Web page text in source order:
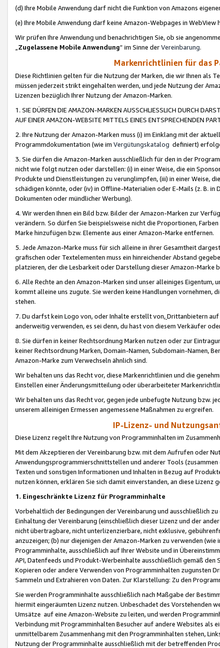
(d) Ihre Mobile Anwendung darf nicht die Funktion von Amazons
(e) Ihre Mobile Anwendung darf keine Amazon-Webpages in WebView
Wir prüfen Ihre Anwendung und benachrichtigen Sie, ob sie
„Zugelassene Mobile Anwendung“ im Sinne derVereinbarung.
Markenrichtlinien für das
Diese Richtlinien gelten für die Nutzung der Marken, die wir Ihnen als
müssen jederzeit strikt eingehalten werden, und jede Nutzung der
Lizenzen bezüglich Ihrer Nutzung der Amazon-Marken.
1. SIE DÜRFEN DIE AMAZON-MARKEN AUSSCHLIESSLICH DURCH
AUF EINER AMAZON-WEBSITE MITTELS EINES ENTSPRECHENDEN
2. Ihre Nutzung der Amazon-Marken muss (i) im Einklang mit der
Programmdokumentation (wie im Vergütungskatalog definiert)
3. Sie dürfen die Amazon-Marken ausschließlich für den in der
nicht wie folgt nutzen oder darstellen: (i) in einer Weise, die ein
Produkte und Dienstleistungen zu verunglimpfen, (iii) in einer Weise,
schädigen könnte, oder (iv) in Offline-Materialien oder E-Mails (z. B. in
Dokumenten oder mündlicher Werbung).
4. Wir werden Ihnen ein Bild bzw. Bilder der Amazon-Marken zur
verändern. So dürfen Sie beispielsweise nicht die Proportionen,
Marke hinzufügen bzw. Elemente aus einer Amazon-Marke entfernen.
5. Jede Amazon-Marke muss für sich alleine in ihrer Gesamtheit
grafischen oder Textelementen muss ein hinreichender Abstand
platzieren, der die Lesbarkeit oder Darstellung dieser Amazon-Marke
6. Alle Rechte an den Amazon-Marken sind unser alleiniges
kommt alleine uns zugute. Sie werden keine Handlungen vornehmen,
stehen.
7. Du darfst kein Logo von, oder Inhalte erstellt von,Drittanbietern auf
anderweitig verwenden, es sei denn, du hast von diesem Verkäufer
8. Sie dürfen in keiner Rechtsordnung Marken nutzen oder zur
keiner Rechtsordnung Marken, Domain-Namen, Subdomain-Namen,
Amazon-Marke zum Verwechseln ähnlich sind.
Wir behalten uns das Recht vor, diese Markenrichtlinien und die
Einstellen einer Änderungsmitteilung oder überarbeiteter
Wir behalten uns das Recht vor, gegen jede unbefugte Nutzung bzw.
unserem alleinigen Ermessen angemessene Maßnahmen zu ergreifen.
IP-Lizenz- und
Diese Lizenz regelt Ihre Nutzung von Programminhalten im
Mit dem Akzeptieren der Vereinbarung bzw. mit dem Aufrufen oder
Anwendungsprogrammierschnittstellen und anderer Tools (zusammen
Texten und sonstigen Informationen und Inhalten in Bezug auf
nutzen können, erklären Sie sich damit einverstanden, an diese Lizenz
1. Eingeschränkte Lizenz für Programminhalte
Vorbehaltlich der Bedingungen der Vereinbarung und ausschließlich
Einhaltung der Vereinbarung (einschließlich dieser Lizenz und der
nicht übertragbare, nicht unterlizenzierbare, nicht exklusive,
anzuzeigen; (b) nur diejenigen der Amazon-Marken zu verwenden
Programminhalte, ausschließlich auf Ihrer Website und in
API, Datenfeeds und Produkt-Werbeinhalte ausschließlich gemäß
Kopieren oder andere Verwenden von Programminhalten zugunsten
Sammeln und Extrahieren von Daten. Zur Klarstellung: Zu den
Sie werden Programminhalte ausschließlich nach Maßgabe der
hiermit eingeräumten Lizenz nutzen. Unbeschadet des Vorstehenden
Umsätze auf eine Amazon-Website zu leiten, und werden
Verbindung mit Programminhalten Besucher auf andere Websites als
unmittelbarem Zusammenhang mit den Programminhalten stehen,
Nutzung der Programminhalte ausschließlich mit der betreffenden